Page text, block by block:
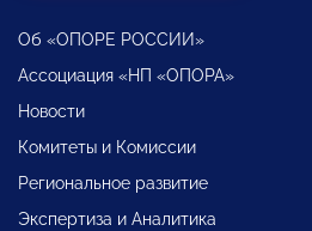
Об «ОПОРЕ РОССИИ»
Ассоциация «НП «ОПОРА»
Новости
Комитеты и Комиссии
Региональное развитие
Экспертиза и Аналитика